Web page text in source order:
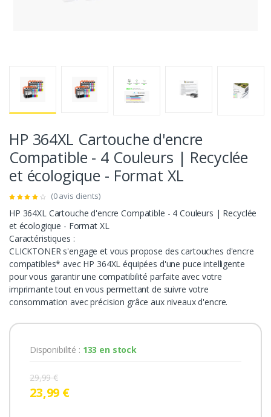
HP 364XL Cartouche d'encre
Compatible - 4 Couleurs | Recyclée
et écologique - Format XL
(0 avis clients)
HP 364XL Cartouche d'encre Compatible - 4 Couleurs | Recyclée
et écologique - Format XL
Caractéristiques :
CLICKTONER s'engage et vous propose des cartouches d'encre
compatibles* avec HP 364XL équipées d'une puce intelligente
pour vous garantir une compatibilité parfaite avec votre
imprimante tout en vous permettant de suivre votre
consommation avec précision grâce aux niveaux d'encre.
Disponibilité : 133 en stock
29,99 €
23,99 €